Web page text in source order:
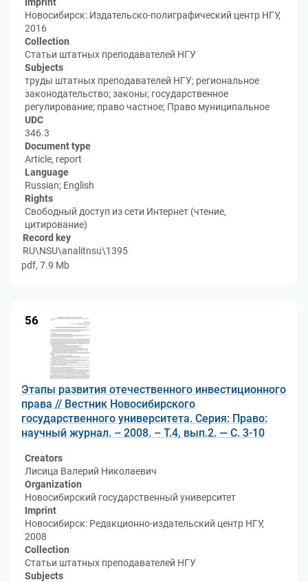
Новосибирск: Издательско-полиграфический центр НГУ,
2016
Collection
Статьи штатных преподавателей НГУ
Subjects
труды штатных преподавателей НГУ; региональное
законодательство; законы; государственное
регулирование; право частное; Право муниципальное
UDC
346.3
Document type
Article, report
Language
Russian; English
Rights
Свободный доступ из сети Интернет (чтение,
цитирование)
Record key
RU\NSU\analitnsu\1395
pdf, 7.9 Mb
56
Этапы развития отечественного инвестиционного
права // Вестник Новосибирского
государственного университета. Серия: Право:
научный журнал. – 2008. – Т.4, вып.2. — С. 3-10
Creators
Лисица Валерий Николаевич
Organization
Новосибирский государственный университет
Imprint
Новосибирск: Редакционно-издательский центр НГУ,
2008
Collection
Статьи штатных преподавателей НГУ
Subjects